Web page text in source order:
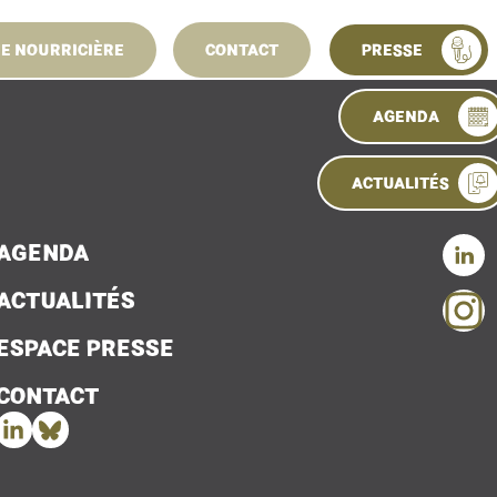
NOURRICIÈRE CONTACT PRESSE
AGENDA
ACTUALITÉS
11 mars 2025
Conseil
PRESSE